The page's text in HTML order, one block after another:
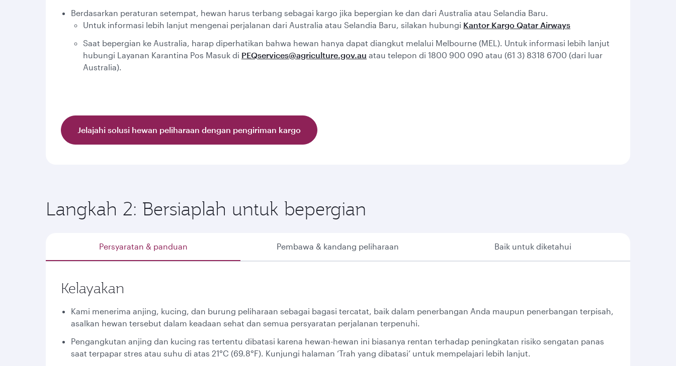
Berdasarkan peraturan setempat, hewan harus terbang sebagai kargo jika bepergian ke dan dari Australia atau Selandia Baru.
Untuk informasi lebih lanjut mengenai perjalanan dari Australia atau Selandia Baru, silakan hubungi Kantor Kargo Qatar Airways
Saat bepergian ke Australia, harap diperhatikan bahwa hewan hanya dapat diangkut melalui Melbourne (MEL). Untuk informasi lebih lanjut
hubungi Layanan Karantina Pos Masuk di PEQservices@agriculture.gov.au atau telepon di 1800 900 090 atau (61 3) 8318 6700 (dari luar
Australia).
Jelajahi solusi hewan peliharaan dengan pengiriman kargo
Langkah 2: Bersiaplah untuk bepergian
Persyaratan & panduan Pembawa & kandang peliharaan Baik untuk diketahui
Kelayakan
Kami menerima anjing, kucing, dan burung peliharaan sebagai bagasi tercatat, baik dalam penerbangan Anda maupun penerbangan terpisah,
asalkan hewan tersebut dalam keadaan sehat dan semua persyaratan perjalanan terpenuhi.
Pengangkutan anjing dan kucing ras tertentu dibatasi karena hewan-hewan ini biasanya rentan terhadap peningkatan risiko sengatan panas
saat terpapar stres atau suhu di atas 21°C (69.8°F). Kunjungi halaman ‘Trah yang dibatasi’ untuk mempelajari lebih lanjut.